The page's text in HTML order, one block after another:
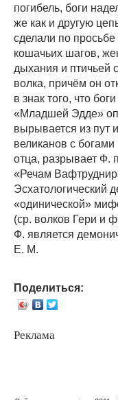
погибель, боги
же как и другую
сделали по
кошачьих шагов,
дыхания и птичьей
волка, причём он
в знак того, что
«Младшей Эдде»
вырывается из пут
великанов с
отца, разрывает Ф.
«Речам
Эсхатологический
«одинической»
(ср. волков Гери и
Ф. является
Е. М.
Поделиться:
Реклама